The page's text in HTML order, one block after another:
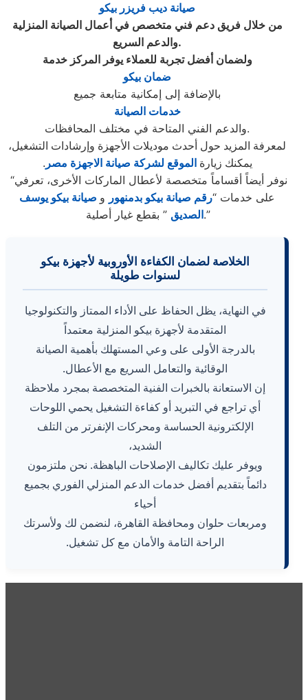
صيانة ديب فريزر بيكو
من خلال فريق دعم فني متخصص في أعمال الصيانة المنزلية
والدعم السريع.
ولضمان أفضل تجربة للعملاء يوفر المركز خدمة
ضمان بيكو
بالإضافة إلى إمكانية متابعة جميع
خدمات الصيانة
والدعم الفني المتاحة في مختلف المحافظات.
لمعرفة المزيد حول أحدث موديلات الأجهزة وإرشادات التشغيل،
يمكنك زيارة الموقع لشركة صيانة الاجهزة مصر .
“نوفر أيضاً أقساماً متخصصة لأعطال الماركات الأخرى، تعرفي
على خدمات “رقم صيانة بيكو بدمنهور و صيانة بيكو يوسف
الصديق” بقطع غيار أصلية.”
الخلاصة لضمان الكفاءة الأوروبية لأجهزة بيكو
لسنوات طويلة
في النهاية، يظل الحفاظ على الأداء الممتاز والتكنولوجيا
المتقدمة لأجهزة بيكو المنزلية معتمداً
بالدرجة الأولى على وعي المستهلك بأهمية الصيانة
الوقائية والتعامل السريع مع الأعطال.
إن الاستعانة بالخبرات الفنية المتخصصة بمجرد ملاحظة
أي تراجع في التبريد أو كفاءة التشغيل يحمي اللوحات
الإلكترونية الحساسة ومحركات الإنفرتر من التلف
الشديد،
ويوفر عليك تكاليف الإصلاحات الباهظة. نحن ملتزمون
دائماً بتقديم أفضل خدمات الدعم المنزلي الفوري بجميع
أحياء
ومربعات حلوان ومحافظة القاهرة، لنضمن لك ولأسرتك
الراحة التامة والأمان مع كل تشغيل.